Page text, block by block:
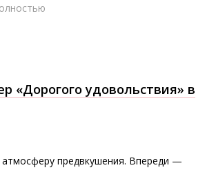
«Дорогого удовольствия» в
предвкушения. Впереди —